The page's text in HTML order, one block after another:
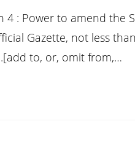
4 : Power to amend the
Gazette, not less
to, or, omit from,…